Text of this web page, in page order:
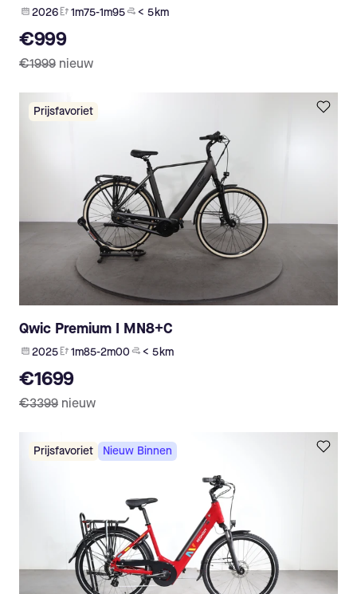
2026 1m75-1m95 < 5 km
€999
€1999 nieuw
Prijsfavoriet
Qwic Premium I MN8+C
2025 1m85-2m00 < 5 km
€1699
€3399 nieuw
Prijsfavoriet Nieuw Binnen